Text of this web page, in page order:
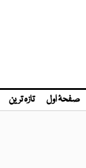
صفحۂ اول تازہ ترین